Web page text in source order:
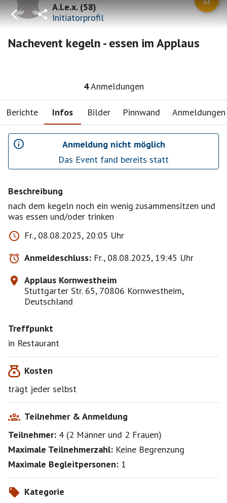
A.l.e.x.(58)
Initiatorprofil
Nachevent kegeln - essen im Applaus
4Anmeldungen
Berichte Infos Bilder Pinnwand Anmeldungen
Anmeldung nicht möglich
Das Event fand bereits statt
Beschreibung
nach dem kegeln noch ein wenig zusammensitzen und
Fr., 08.08.2025, 20:05 Uhr
Anmeldeschluss: Fr., 08.08.2025, 19:45 Uhr
Applaus Kornwestheim
Stuttgarter Str. 65, 70806 Kornwestheim,
Deutschland
Treffpunkt
in Restaurant
Kosten
trägt jeder selbst
Teilnehmer & Anmeldung
Teilnehmer: 4 (2 Männer und 2 Frauen)
Maximale Teilnehmerzahl: Keine Begrenzung
Maximale Begleitpersonen: 1
Kategorie